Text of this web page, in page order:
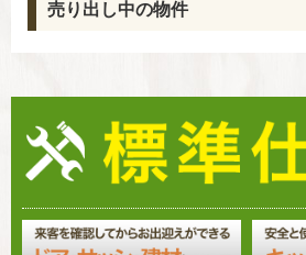
売り出し中の物件